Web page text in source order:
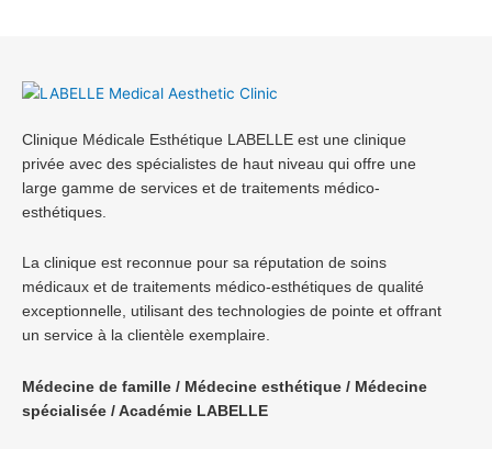
Clinique Médicale Esthétique LABELLE est une clinique
privée avec des spécialistes de haut niveau qui offre une
large gamme de services et de traitements médico-
esthétiques.
La clinique est reconnue pour sa réputation de soins
médicaux et de traitements médico-esthétiques de qualité
exceptionnelle, utilisant des technologies de pointe et offrant
un service à la clientèle exemplaire.
Médecine de famille / Médecine esthétique / Médecine
spécialisée / Académie LABELLE